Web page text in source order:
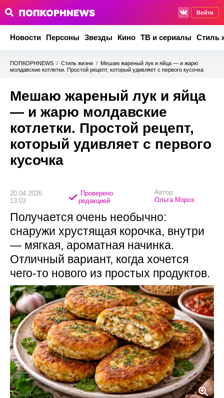
Войти
Новости Персоны Звезды Кино ТВ и сериалы Стиль
ПОПКОРНNEWS / Стиль жизни / Мешаю жареный лук и яйца — и жарю
молдавские котлетки. Простой рецепт, который удивляет с первого кусочка
Мешаю жареный лук и яйца
— и жарю молдавские
котлетки. Простой рецепт,
который удивляет с первого
кусочка
20.04.2026
13:03
Проверено
редакцией
Автор:
Ольга Мороз
Получается очень необычно:
снаружи хрустящая корочка, внутри
— мягкая, ароматная начинка.
Отличный вариант, когда хочется
чего-то нового из простых продуктов.